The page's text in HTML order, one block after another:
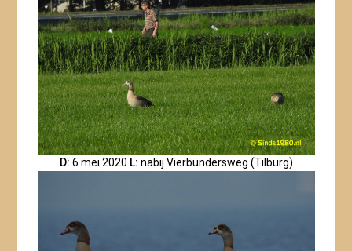
D: 6 mei 2020 L: nabij Vierbundersweg (Tilburg)